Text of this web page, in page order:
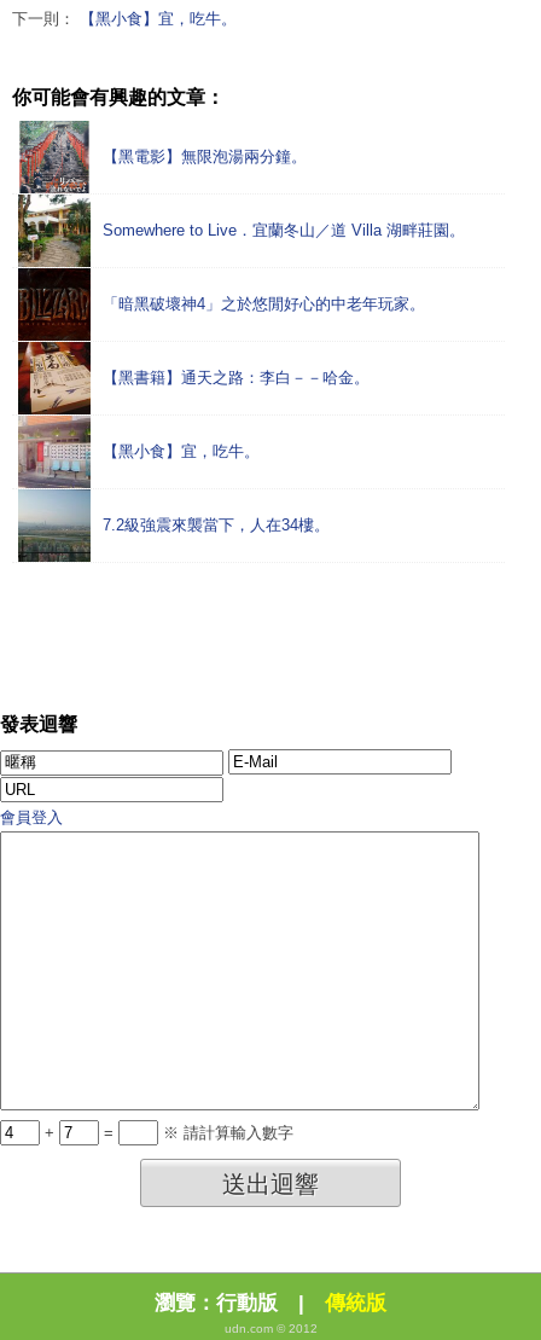
下一則：
【黑小食】宜，吃牛。
你可能會有興趣的文章：
【黑電影】無限泡湯兩分鐘。
Somewhere to Live．宜蘭冬山／道 Villa 湖畔莊園。
「暗黑破壞神4」之於悠閒好心的中老年玩家。
【黑書籍】通天之路：李白－－哈金。
【黑小食】宜，吃牛。
7.2級強震來襲當下，人在34樓。
發表迴響
會員登入
+ = ※ 請計算輸入數字
送出迴響
瀏覽： 行動版 傳統版
udn.com © 2012